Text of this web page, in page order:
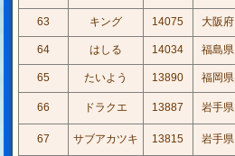
63 キング 14075 大阪府
64 はしる 14034 福島県
65 たいよう 13890 福岡県
66 ドラクエ 13887 岩手県
67
サブアカツキ 13815 岩手県